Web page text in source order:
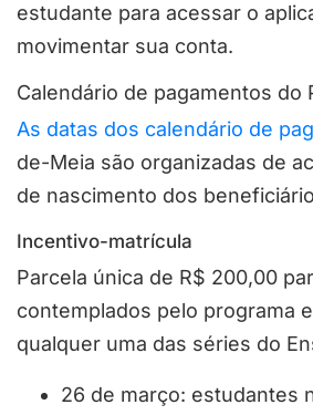
estudante para acessar o
movimentar sua conta.
Calendário de pagamentos do
As datas dos calendário de
de-Meia são organizadas de
de nascimento dos
Incentivo-matrícula
Parcela única de R$ 200,00
contemplados pelo programa
qualquer uma das séries do
26 de março: estudantes